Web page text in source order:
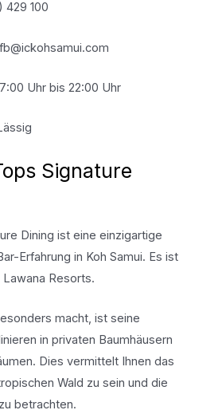
100
fb@ickohsamui.com
Uhr bis 22:00 Uhr
Signature
Dining ist eine einzigartige
Erfahrung in Koh Samui. Es ist
Lawana Resorts.
macht, ist seine
in privaten Baumhäusern
Dies vermittelt Ihnen das
Wald zu sein und die
betrachten.